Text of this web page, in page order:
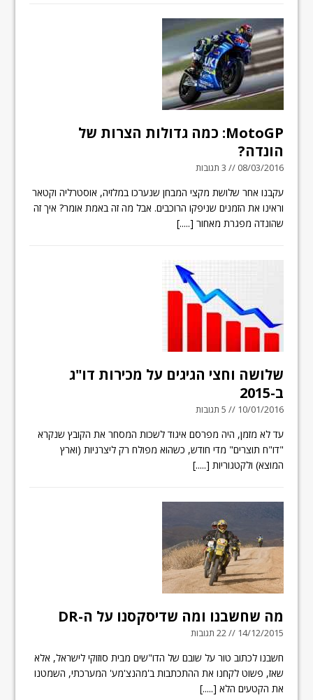
MotoGP: כמה גדולות הצרות של
הונדה?
08/03/2016 // 3 תגובות
עקבנו אחר שלושת מקצי המבחן שנערכו במלזיה, אוסטרליה וקטאר
וראינו את הזמנים שניפקו הרוכבים. אבל מה זה באמת אומר? איך זה
שהונדה מפגרת מאחור [.....]
שלושה וחצי הגיגים על מכירות דו"ג
ב-2015
10/01/2016 // 5 תגובות
עד לא מזמן, היה מפרסם איגוד לשכות המסחר את הקובץ שנקרא
"דו"ח תוצרים" מדי חודש, כשהוא מפולח רק ליצרניות (וארץ
המוצא) ולקטגוריות [.....]
מה שחשבנו ומה שדיסקסנו על ה-DR
14/12/2015 // 22 תגובות
חשבנו לכתוב טור על שובם של הדו"שים מבית סוזוקי לישראל, אלא
שאז, פשוט לקחנו את ההתכתבות ב'מהנצ'מע' המערכתי, השמטנו
את הקטעים הלא [.....]